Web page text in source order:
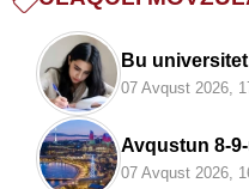
Bu
ayırdı -ayda
07 Avqust 2026,
Avqustun 8-
07 Avqust 2026,